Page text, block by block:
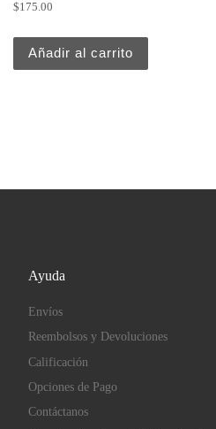
$175.00
Añadir al carrito
Ayuda
Envíos
Reembolsos y Devoluciones
Calificación
Opciones de Pago
Contáctanos